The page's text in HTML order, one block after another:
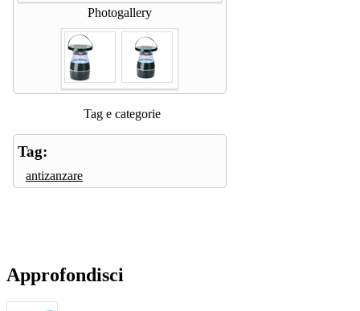
Photogallery
Tag e categorie
Tag:
antizanzare
Approfondisci